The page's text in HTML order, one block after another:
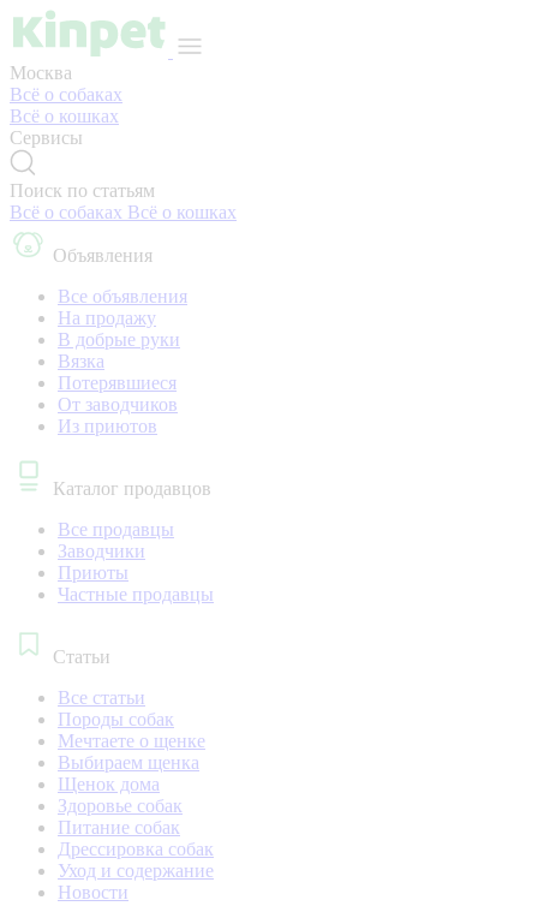
Москва
Всё о собаках
Всё о кошках
Сервисы
Поиск по статьям
Всё о собаках Всё о кошках
Объявления
Все объявления
На продажу
В добрые руки
Вязка
Потерявшиеся
От заводчиков
Из приютов
Каталог продавцов
Все продавцы
Заводчики
Приюты
Частные продавцы
Статьи
Все статьи
Породы собак
Мечтаете о щенке
Выбираем щенка
Щенок дома
Здоровье собак
Питание собак
Дрессировка собак
Уход и содержание
Новости